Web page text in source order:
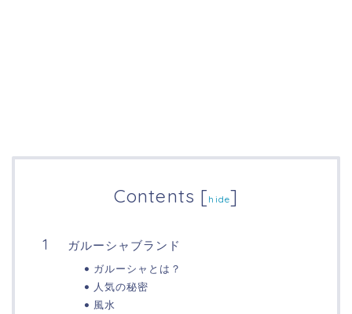
Contents [hide]
ガルーシャブランド
ガルーシャとは？
人気の秘密
風水